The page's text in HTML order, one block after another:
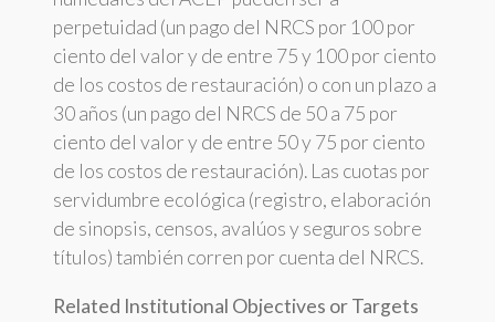
perpetuidad (un pago del NRCS por 100 por
ciento del valor y de entre 75 y 100 por ciento
de los costos de restauración) o con un plazo a
30 años (un pago del NRCS de 50 a 75 por
ciento del valor y de entre 50 y 75 por ciento
de los costos de restauración). Las cuotas por
servidumbre ecológica (registro, elaboración
de sinopsis, censos, avalúos y seguros sobre
títulos) también corren por cuenta del NRCS.
Related Institutional Objectives or Targets